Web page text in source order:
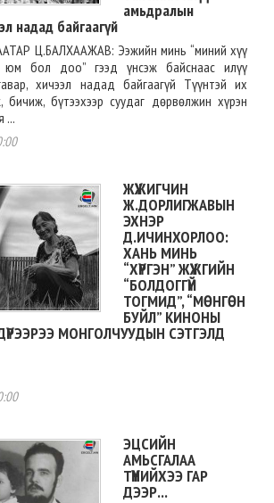
амьдралын
надад байгаагүй
Ц.БАЛХААЖАВ: Ээжийн минь “миний хүү
бол доо” гээд үнсэж байснаас илүү
хичээл надад байгаагүй Түүнтэй их
бичиж, бүтээхээр суудаг дөрвөлжин хүрэн
...
ЖҮЖИГЧИН
Ж.ДОРЛИГЖАВЫН
ЭХНЭР
Д.ИЧИНХОРЛОО:
ХАНЬ МИНЬ
“ХҮРГЭН” ЖҮЖГИЙН
“БОЛДОГГҮЙ
ТОГМИД”, “МӨНГӨН
БУЙЛ” КИНОНЫ
МОНГОЛЧУУДЫН СЭТГЭЛД
ЭЦСИЙН
АМЬСГАЛАА
ТҮҮНИЙХЭЭ ГАР
ДЭЭР...